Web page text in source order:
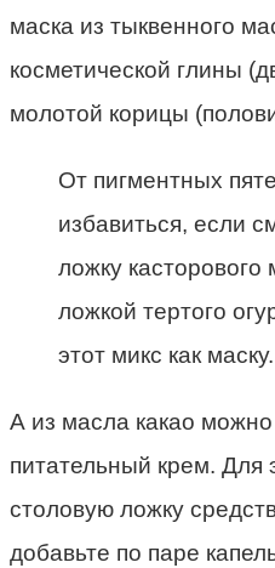
маска из тыквенного
косметической глины
молотой корицы
От пигментных
избавиться, если
ложку касторового
ложкой тертого
этот микс как маску.
А из масла какао можно
питательный крем. Для
столовую ложку
добавьте по паре